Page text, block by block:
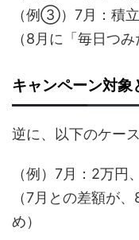
（例③）7月：積
（8月に「毎日つ
キャンペーン対象
逆に、以下のケー
（例）7月：2万円
（7月との差額が
め）